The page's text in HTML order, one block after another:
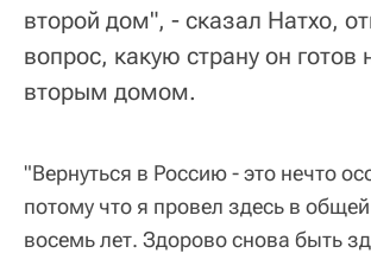
второй дом", - сказал Натхо,
вопрос, какую страну он готов
вторым домом.
"Вернуться в Россию - это нечто
потому что я провел здесь в
восемь лет. Здорово снова быть